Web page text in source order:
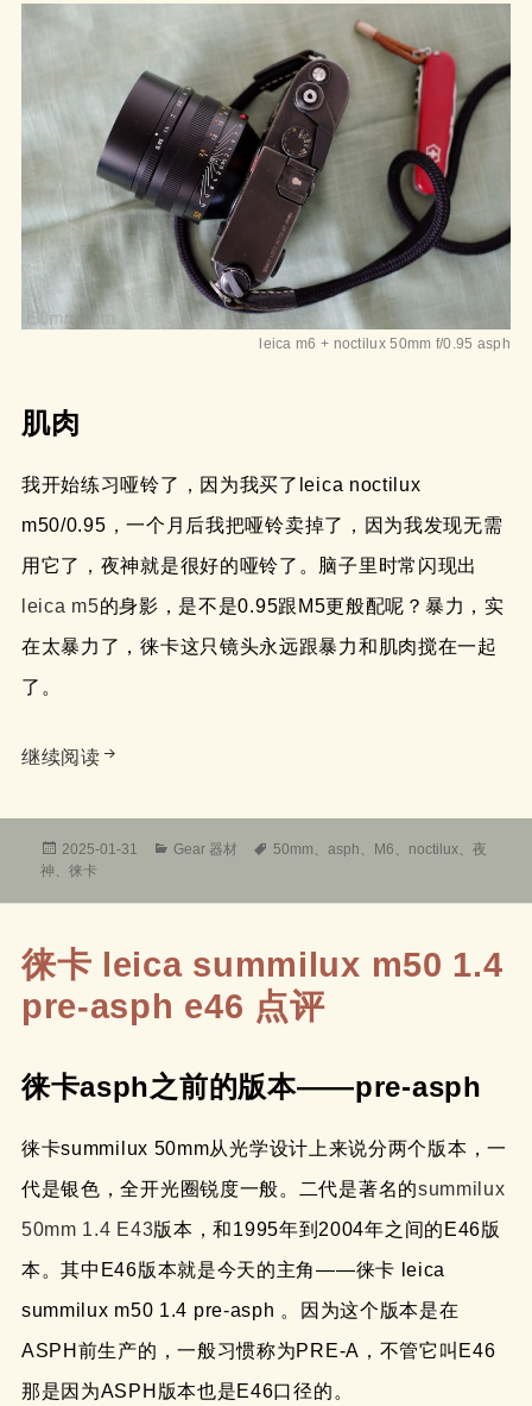
leica m6 + noctilux 50mm f/0.95 asph
肌肉
我开始练习哑铃了，因为我买了leica noctilux
m50/0.95，一个月后我把哑铃卖掉了，因为我发现无需
用它了，夜神就是很好的哑铃了。脑子里时常闪现出
leica m5的身影，是不是0.95跟M5更般配呢？暴力，实
在太暴力了，徕卡这只镜头永远跟暴力和肌肉搅在一起
了。
继续阅读聊聊徕卡leica noctilux 50mm f/0.95 asph夜神镜
发
布
2025-01-31
分
Gear 器材
标
50mm 、asph 、 M6 、 noctilux、夜
神 、徕卡
徕卡 leica summilux m50 1.4
pre-asph e46 点评
徕卡asph之前的版本——pre-asph
徕卡summilux 50mm从光学设计上来说分两个版本，一
代是银色，全开光圈锐度一般。二代是著名的summilux
50mm 1.4 E43版本，和1995年到2004年之间的E46版
本。其中E46版本就是今天的主角——徕卡 leica
summilux m50 1.4 pre-asph 。因为这个版本是在
ASPH前生产的，一般习惯称为PRE-A，不管它叫E46
那是因为ASPH版本也是E46口径的。